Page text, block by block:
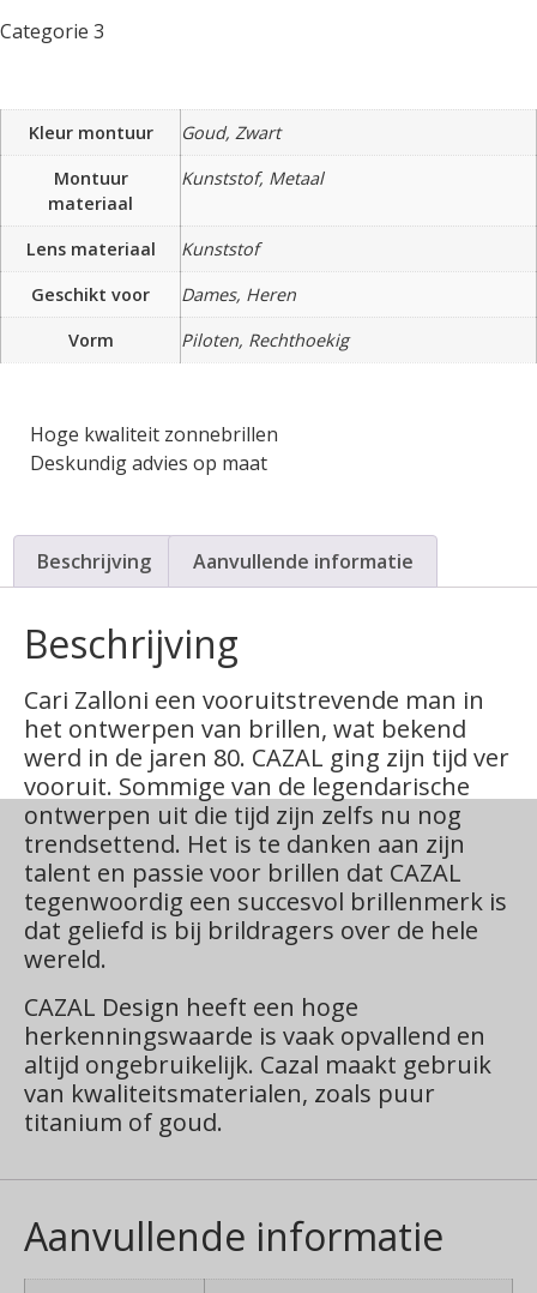
Categorie 3
Kleur montuur
Goud, Zwart
Montuur
materiaal
Kunststof, Metaal
Lens materiaal
Kunststof
Geschikt voor
Dames, Heren
Vorm
Piloten, Rechthoekig
Hoge kwaliteit zonnebrillen
Deskundig advies op maat
Beschrijving Aanvullende informatie
Beschrijving
Cari Zalloni een vooruitstrevende man in
het ontwerpen van brillen, wat bekend
werd in de jaren 80. CAZAL ging zijn tijd ver
vooruit. Sommige van de legendarische
ontwerpen uit die tijd zijn zelfs nu nog
trendsettend. Het is te danken aan zijn
talent en passie voor brillen dat CAZAL
tegenwoordig een succesvol brillenmerk is
dat geliefd is bij brildragers over de hele
wereld.
CAZAL Design heeft een hoge
herkenningswaarde is vaak opvallend en
altijd ongebruikelijk. Cazal maakt gebruik
van kwaliteitsmaterialen, zoals puur
titanium of goud.
Aanvullende informatie